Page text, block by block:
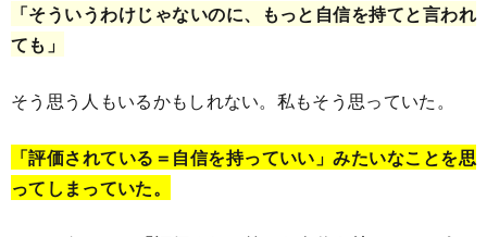
「そういうわけじゃないのに、もっと自信を持てと言われ
ても」
そう思う人もいるかもしれない。私もそう思っていた。
「評価されている＝自信を持っていい」みたいなことを思
ってしまっていた。